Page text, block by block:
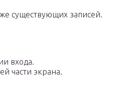
существующих записей.
входа.
части экрана.